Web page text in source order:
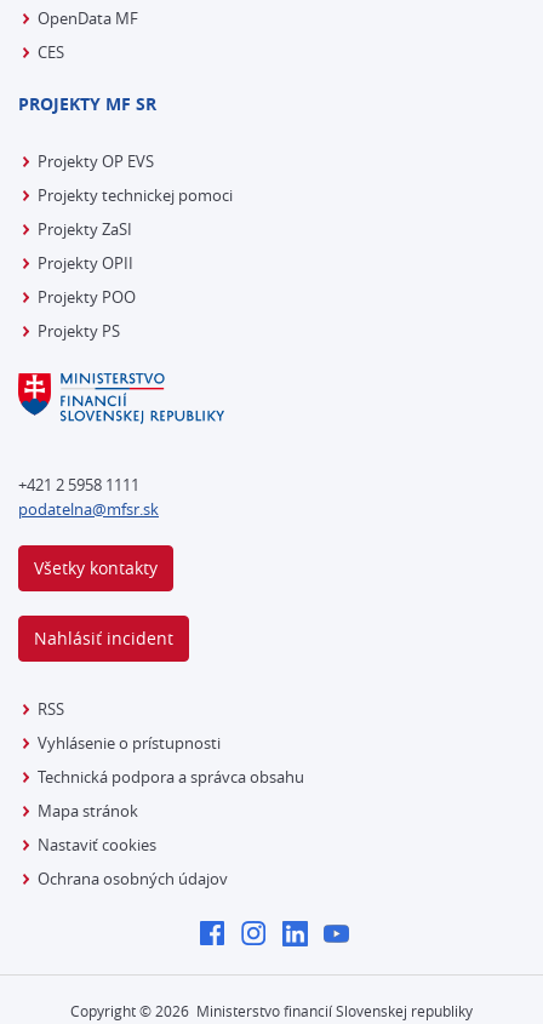
OpenData MF
CES
PROJEKTY MF SR
Projekty OP EVS
Projekty technickej pomoci
Projekty ZaSI
Projekty OPII
Projekty POO
Projekty PS
+421 2 5958 1111
podatelna@mfsr.sk
Všetky kontakty
Nahlásiť incident
RSS
Vyhlásenie o prístupnosti
Technická podpora a správca obsahu
Mapa stránok
Nastaviť cookies
Ochrana osobných údajov
Copyright © 2026 Ministerstvo financií Slovenskej republiky